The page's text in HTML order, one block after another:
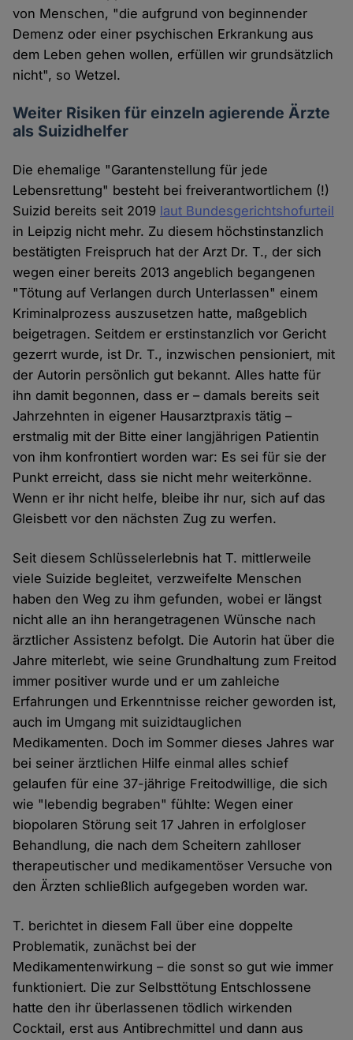
von Menschen, "die aufgrund von beginnender
Demenz oder einer psychischen Erkrankung aus
dem Leben gehen wollen, erfüllen wir grundsätzlich
nicht", so Wetzel.
Weiter Risiken für einzeln agierende Ärzte
als Suizidhelfer
Die ehemalige "Garantenstellung für jede
Lebensrettung" besteht bei freiverantwortlichem (!)
Suizid bereits seit 2019 laut Bundesgerichtshofurteil
in Leipzig nicht mehr. Zu diesem höchstinstanzlich
bestätigten Freispruch hat der Arzt Dr. T., der sich
wegen einer bereits 2013 angeblich begangenen
"Tötung auf Verlangen durch Unterlassen" einem
Kriminalprozess auszusetzen hatte, maßgeblich
beigetragen. Seitdem er erstinstanzlich vor Gericht
gezerrt wurde, ist Dr. T., inzwischen pensioniert, mit
der Autorin persönlich gut bekannt. Alles hatte für
ihn damit begonnen, dass er – damals bereits seit
Jahrzehnten in eigener Hausarztpraxis tätig –
erstmalig mit der Bitte einer langjährigen Patientin
von ihm konfrontiert worden war: Es sei für sie der
Punkt erreicht, dass sie nicht mehr weiterkönne.
Wenn er ihr nicht helfe, bleibe ihr nur, sich auf das
Gleisbett vor den nächsten Zug zu werfen.
Seit diesem Schlüsselerlebnis hat T. mittlerweile
viele Suizide begleitet, verzweifelte Menschen
haben den Weg zu ihm gefunden, wobei er längst
nicht alle an ihn herangetragenen Wünsche nach
ärztlicher Assistenz befolgt. Die Autorin hat über die
Jahre miterlebt, wie seine Grundhaltung zum Freitod
immer positiver wurde und er um zahleiche
Erfahrungen und Erkenntnisse reicher geworden ist,
auch im Umgang mit suizidtauglichen
Medikamenten. Doch im Sommer dieses Jahres war
bei seiner ärztlichen Hilfe einmal alles schief
gelaufen für eine 37-jährige Freitodwillige, die sich
wie "lebendig begraben" fühlte: Wegen einer
biopolaren Störung seit 17 Jahren in erfolgloser
Behandlung, die nach dem Scheitern zahlloser
therapeutischer und medikamentöser Versuche von
den Ärzten schließlich aufgegeben worden war.
T. berichtet in diesem Fall über eine doppelte
Problematik, zunächst bei der
Medikamentenwirkung – die sonst so gut wie immer
funktioniert. Die zur Selbsttötung Entschlossene
hatte den ihr überlassenen tödlich wirkenden
Cocktail, erst aus Antibrechmittel und dann aus